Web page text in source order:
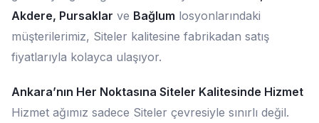
Akdere, Pursaklar ve Bağlum losyonlarındaki
müşterilerimiz, Siteler kalitesine fabrikadan satış
fiyatlarıyla kolayca ulaşıyor.
Ankara’nın Her Noktasına Siteler Kalitesinde Hizmet
Hizmet ağımız sadece Siteler çevresiyle sınırlı değil.